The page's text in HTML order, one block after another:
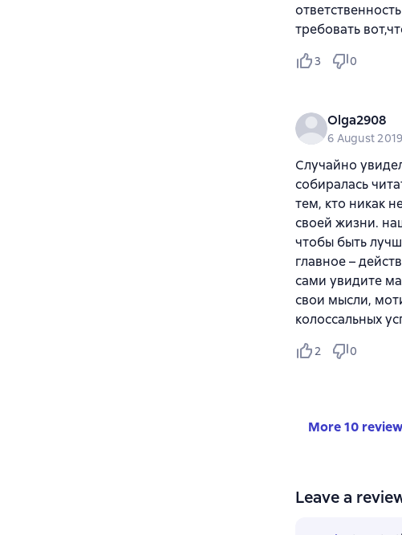
требовать
3 0
Olga2908
6 August 2019
Случайно
собиралась
тем, кто никак
своей жизни.
чтобы быть
главное –
сами увидите
свои мысли,
колоссальных
2 0
More 10
Leave a